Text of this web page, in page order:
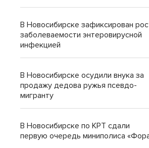
В Новосибирске зафиксирован
заболеваемости энтеровирусной
инфекцией
В Новосибирске осудили внука за
продажу дедова ружья псевдо-
мигранту
В Новосибирске по КРТ сдали
первую очередь миниполиса